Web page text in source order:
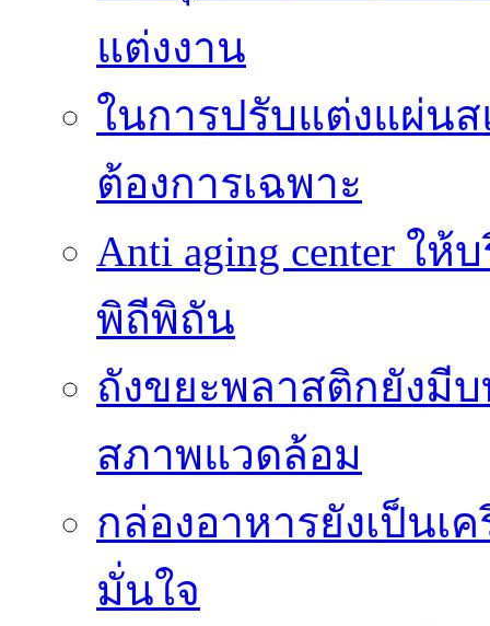
แต่งงาน
ในการปรับแต่งแผ่น
ต้องการเฉพาะ
Anti aging center ใ
พิถีพิถัน
ถังขยะพลาสติกยังมี
สภาพแวดล้อม
กล่องอาหารยังเป็นเ
มั่นใจ